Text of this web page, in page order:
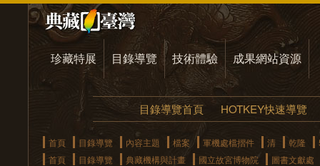
珍藏特展 目錄導覽 技術體驗 成果網站資源
目錄導覽首頁 HOTKEY快速導覽
首頁 目錄導覽 內容主題 檔案 軍機處檔摺件 清 乾隆
首頁
目錄導覽 典藏機構與計畫 國立故宮博物院 圖書文獻處